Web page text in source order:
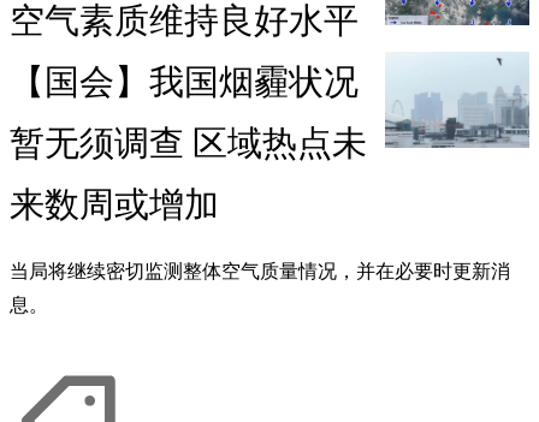
空气素质维持良好水平
【国会】我国烟霾状况
暂无须调查 区域热点未
来数周或增加
当局将继续密切监测整体空气质量情况，并在必要时更新消
息。